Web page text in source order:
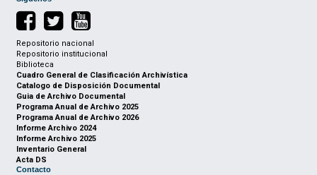
Repositorio nacional
Repositorio institucional
Biblioteca
Cuadro General de Clasificación Archivística
Catalogo de Disposición Documental
Guia de Archivo Documental
Programa Anual de Archivo 2025
Programa Anual de Archivo 2026
Informe Archivo 2024
Informe Archivo 2025
Inventario General
Acta DS
Contacto